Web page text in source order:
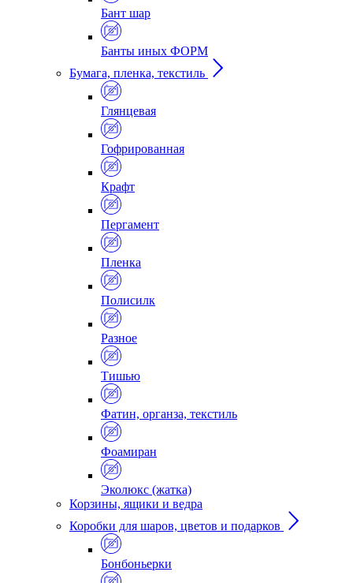
Бант шар
Банты иных ФОРМ
Бумага, пленка, текстиль
Глянцевая
Гофрированная
Крафт
Пергамент
Пленка
Полисилк
Разное
Тишью
Фатин, органза, текстиль
Фоамиран
Эколюкс (жатка)
Корзины, ящики и ведра
Коробки для шаров, цветов и подарков
Бонбоньерки